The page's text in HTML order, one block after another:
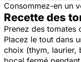
Consommez-en un
Recette des
Prenez des tomates
Placez le tout dans
choix (thym, laurier,